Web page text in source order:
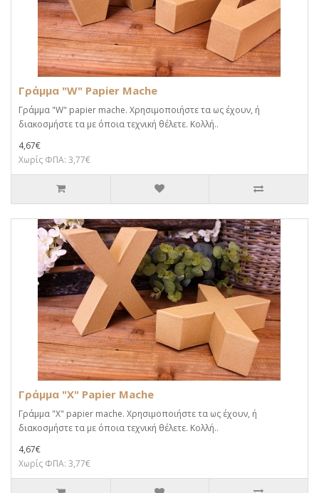
Γράμμα "W" Papier Mache
Γράμμα "W" papier mache. Xρησιμοποιήστε τα ως έχουν, ή
διακοσμήστε τα με όποια τεχνική θέλετε. Κολλή..
4,67€
Χωρίς ΦΠΑ: 3,77€
Γράμμα "X" Papier Mache
Γράμμα "X" papier mache. Xρησιμοποιήστε τα ως έχουν, ή
διακοσμήστε τα με όποια τεχνική θέλετε. Κολλή..
4,67€
Χωρίς ΦΠΑ: 3,77€